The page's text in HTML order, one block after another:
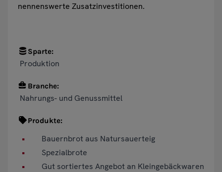
nennenswerte Zusatzinvestitionen.
Sparte:
Produktion
Branche:
Nahrungs- und Genussmittel
Produkte:
Bauernbrot aus Natursauerteig
Spezialbrote
Gut sortiertes Angebot an Kleingebäckwaren